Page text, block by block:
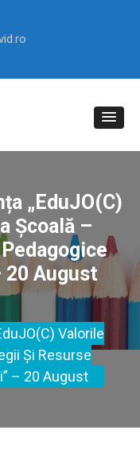
„EduJO(C)
Școală –
20 August
Valorile
Și Resurse
– 20 August